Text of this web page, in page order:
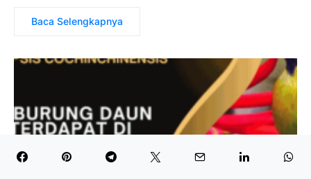
Baca Selengkapnya